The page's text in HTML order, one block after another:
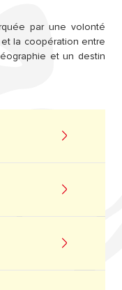
par une volonté
la coopération entre
et un destin